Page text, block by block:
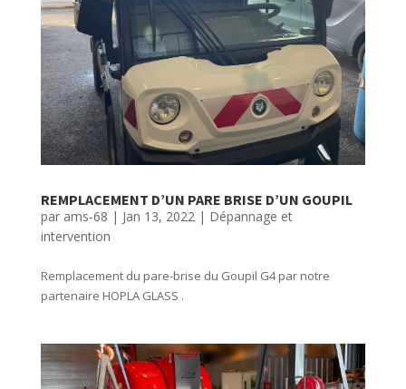
REMPLACEMENT D’UN PARE BRISE D’UN GOUPIL
par ams-68 | Jan 13, 2022 | Dépannage et
intervention
Remplacement du pare-brise du Goupil G4 par notre
partenaire HOPLA GLASS .